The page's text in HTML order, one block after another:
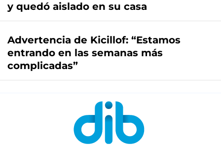
y quedó aislado en su casa
Advertencia de Kicillof: “Estamos
entrando en las semanas más
complicadas”